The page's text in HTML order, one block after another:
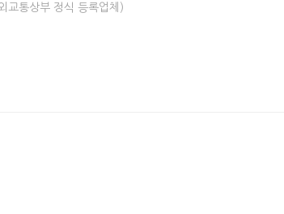
교통상부 정식 등록업체)